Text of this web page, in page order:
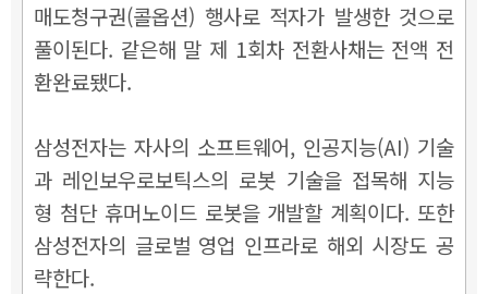
매도청구권(콜옵션) 행사로 적자가 발생한 것으로
풀이된다. 같은해 말 제 1회차 전환사채는 전액 전
환완료됐다.
삼성전자는 자사의 소프트웨어, 인공지능(AI) 기술
과 레인보우로보틱스의 로봇 기술을 접목해 지능
형 첨단 휴머노이드 로봇을 개발할 계획이다. 또한
삼성전자의 글로벌 영업 인프라로 해외 시장도 공
략한다.